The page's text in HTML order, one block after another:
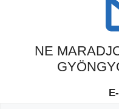
NE